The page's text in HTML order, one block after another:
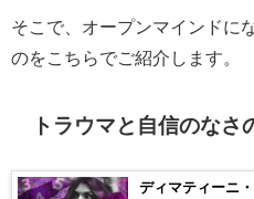
そこで、オープンマインドに
のをこちらでご紹介します。
トラウマと自信のなさ
ディマティーニ